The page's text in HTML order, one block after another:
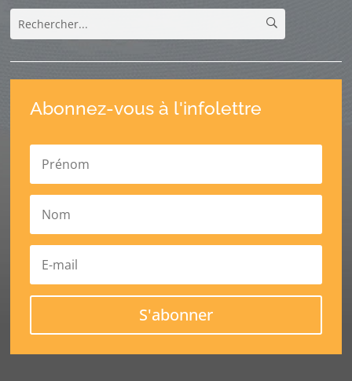
Abonnez-vous à l'infolettre
S'abonner